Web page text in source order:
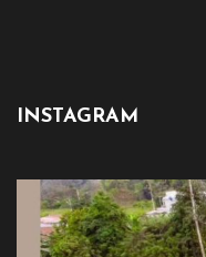
INSTAGRAM